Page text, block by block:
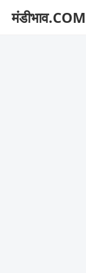
मंडीभाव.COM